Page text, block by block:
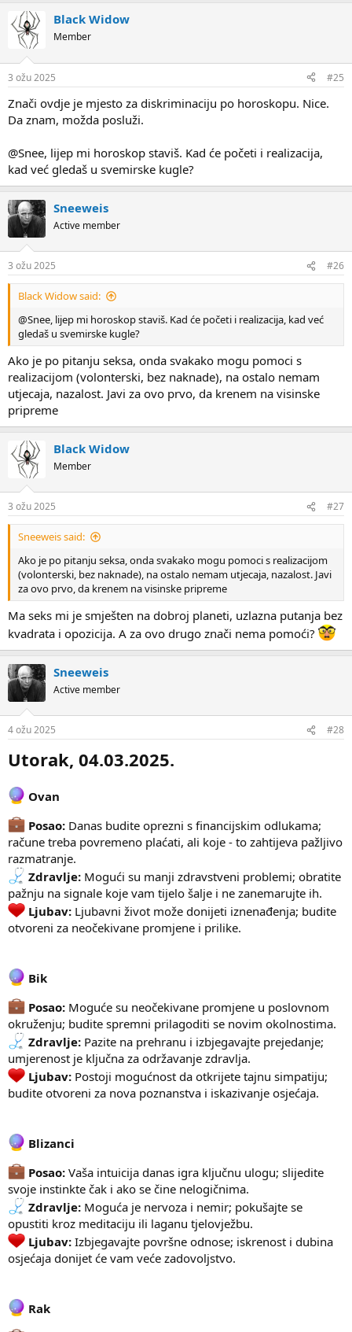
Black Widow
Member
3 ožu 2025 #25
Znači ovdje je mjesto za diskriminaciju po horoskopu. Nice.
Da znam, možda posluži.
@Snee, lijep mi horoskop staviš. Kad će početi i realizacija,
kad već gledaš u svemirske kugle?
Sneeweis
Active member
3 ožu 2025 #26
Black Widow said:
@Snee, lijep mi horoskop staviš. Kad će početi i realizacija, kad već
gledaš u svemirske kugle?
Ako je po pitanju seksa, onda svakako mogu pomoci s
realizacijom (volonterski, bez naknade), na ostalo nemam
utjecaja, nazalost. Javi za ovo prvo, da krenem na visinske
pripreme
Black Widow
Member
3 ožu 2025 #27
Sneeweis said:
Ako je po pitanju seksa, onda svakako mogu pomoci s realizacijom
(volonterski, bez naknade), na ostalo nemam utjecaja, nazalost. Javi
za ovo prvo, da krenem na visinske pripreme
Ma seks mi je smješten na dobroj planeti, uzlazna putanja bez
kvadrata i opozicija. A za ovo drugo znači nema pomoći?
Sneeweis
Active member
4 ožu 2025 #28
Utorak, 04.03.2025.
Ovan
Posao: Danas budite oprezni s financijskim odlukama;
račune treba povremeno plaćati, ali koje - to zahtijeva pažljivo
razmatranje.
Zdravlje: Mogući su manji zdravstveni problemi; obratite
pažnju na signale koje vam tijelo šalje i ne zanemarujte ih.
Ljubav: Ljubavni život može donijeti iznenađenja; budite
otvoreni za neočekivane promjene i prilike.
Bik
Posao: Moguće su neočekivane promjene u poslovnom
okruženju; budite spremni prilagoditi se novim okolnostima.
Zdravlje: Pazite na prehranu i izbjegavajte prejedanje;
umjerenost je ključna za održavanje zdravlja.
Ljubav: Postoji mogućnost da otkrijete tajnu simpatiju;
budite otvoreni za nova poznanstva i iskazivanje osjećaja.
Blizanci
Posao: Vaša intuicija danas igra ključnu ulogu; slijedite
svoje instinkte čak i ako se čine nelogičnima.
Zdravlje: Moguća je nervoza i nemir; pokušajte se
opustiti kroz meditaciju ili laganu tjelovježbu.
Ljubav: Izbjegavajte površne odnose; iskrenost i dubina
osjećaja donijet će vam veće zadovoljstvo.
Rak